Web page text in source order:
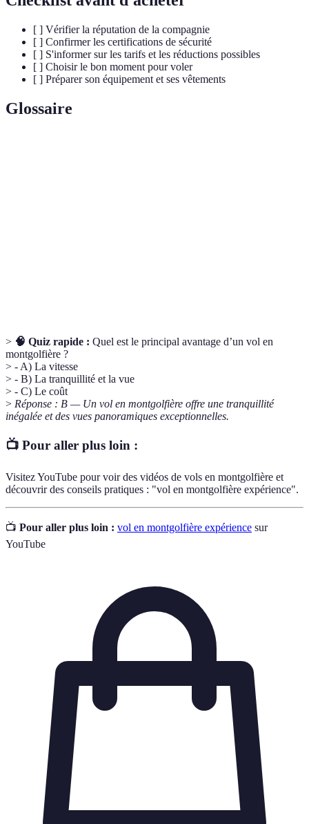
[ ] Vérifier la réputation de la compagnie
[ ] Confirmer les certifications de sécurité
[ ] S'informer sur les tarifs et les réductions possibles
[ ] Choisir le bon moment pour voler
[ ] Préparer son équipement et ses vêtements
Glossaire
> 🧠 Quiz rapide : Quel est le principal avantage d’un vol en
montgolfière ?
> - A) La vitesse
> - B) La tranquillité et la vue
> - C) Le coût
> Réponse : B — Un vol en montgolfière offre une tranquillité
inégalée et des vues panoramiques exceptionnelles.
📺 Pour aller plus loin :
Visitez YouTube pour voir des vidéos de vols en montgolfière et
découvrir des conseils pratiques : "vol en montgolfière expérience".
📺 Pour aller plus loin : vol en montgolfière expérience sur
YouTube